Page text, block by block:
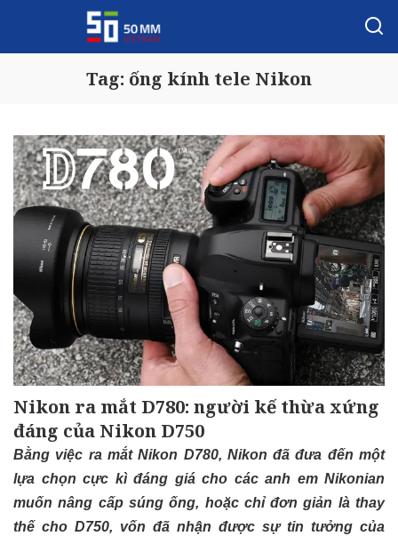
Tag: ống kính tele Nikon
Nikon ra mắt D780: người kế thừa xứng
đáng của Nikon D750
Bằng việc ra mắt Nikon D780, Nikon đã đưa đến một
lựa chọn cực kì đáng giá cho các anh em Nikonian
muốn nâng cấp súng ống, hoặc chỉ đơn giản là thay
thế cho D750, vốn đã nhận được sự tin tưởng của